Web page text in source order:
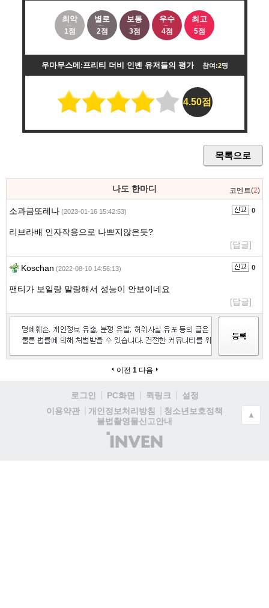
최악
1점
별로
2점
보통
3점
우수
4점
최고
5점
우마무스메:프리티 더비 인벤 유저들의 평가 참여:2명
4.50점
목록으로
나도 한마디 코멘트(2)
소과금또레나 (2023-01-16 15:42:53) 0
리브라배 인자작용으로 나쁘지않은듯?
[답글]
Koschan (2022-08-10 14:56:13) 0
팬티가 보일랑 말랑해서 성능이 안보이네요
[답글]
이전 1 다음
로그인 PC화면 퀵링크
설정
이용약관
개인정보처리방침
청소년보호정책
불법촬영물신고안내
(주)
인
▲